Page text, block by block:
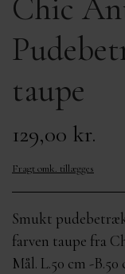
taupe
129,00 kr.
Fragt omk. tillægges
Smukt
farven taupe fra
Mål. L.50 cm -B.50